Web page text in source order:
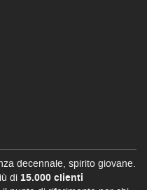
decennale, spirito giovane.
di 15.000 clienti